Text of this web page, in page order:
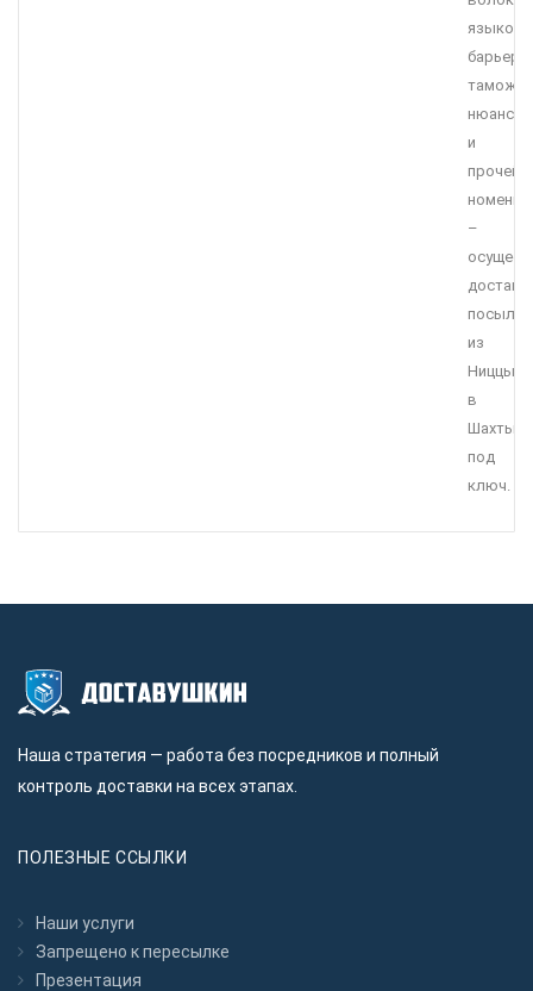
нюансов
и
прочей
–
посылок
из
Ниццы
в
Шахты
под
ключ.
Наша стратегия — работа без посредников и полный
контроль доставки на всех этапах.
ПОЛЕЗНЫЕ ССЫЛКИ
Наши услуги
Запрещено к пересылкe
Презентация